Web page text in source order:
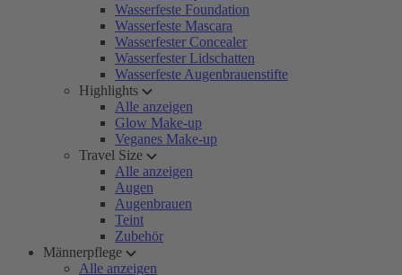
Wasserfeste Foundation
Wasserfeste Mascara
Wasserfester Concealer
Wasserfester Lidschatten
Wasserfeste Augenbrauenstifte
Highlights
Alle anzeigen
Glow Make-up
Veganes Make-up
Travel Size
Alle anzeigen
Augen
Augenbrauen
Teint
Zubehör
Männerpflege
Alle anzeigen